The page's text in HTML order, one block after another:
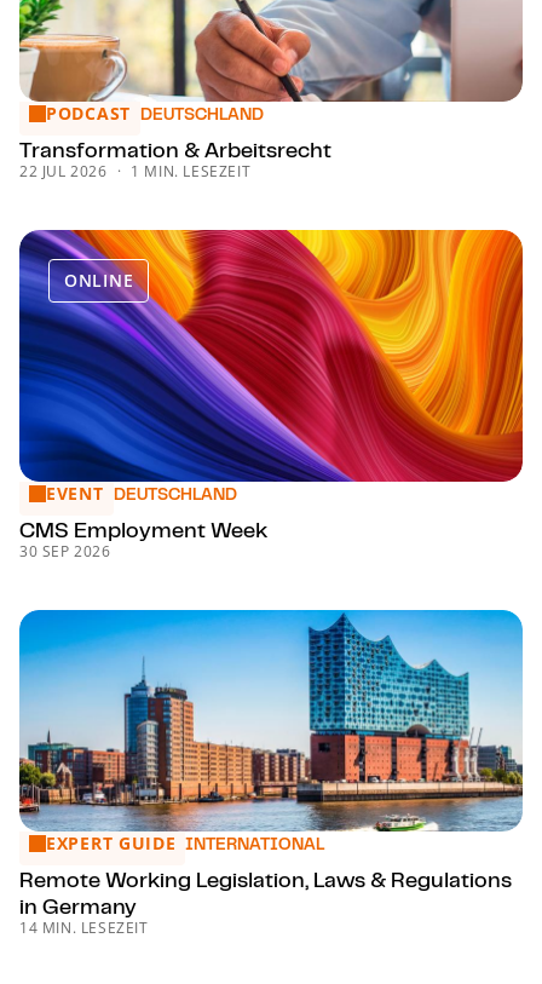
Trans­for­ma­ti­on & Arbeitsrecht
PODCAST DEUTSCHLAND
Trans­for­ma­ti­on & Arbeitsrecht
22 JUL 2026 1 MIN. LESEZEIT
ONLINE
CMS Employment Week
EVENT DEUTSCHLAND
CMS Employment Week
30 SEP 2026
Remote Working Legislation, Laws & Regulations in
EXPERT GUIDE INTERNATIONAL
Remote Working Legislation, Laws & Regulations
in Germany
14 MIN. LESEZEIT